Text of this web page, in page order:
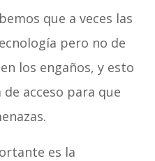
que a veces las
pero no de
los engaños, y esto
acceso para que
es la